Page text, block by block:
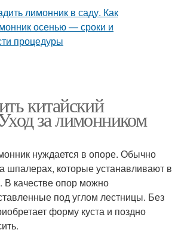
китайский
за лимонником
нуждается в опоре. Обычно
шпалерах, которые устанавливают в
В качестве опор можно
под углом лестницы. Без
форму куста и поздно